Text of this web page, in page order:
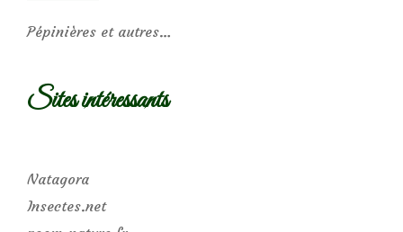
Pépinières et autres…
Sites intéressants
Natagora
Insectes.net